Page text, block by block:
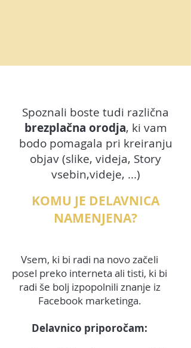
Spoznali boste tudi različna
brezplačna orodja, ki vam
bodo pomagala pri kreiranju
objav (slike, videja, Story
vsebin,videje, ...)
KOMU JE DELAVNICA
NAMENJENA?
Vsem, ki bi radi na novo začeli
posel preko interneta ali tisti, ki bi
radi še bolj izpopolnili znanje iz
Facebook marketinga.
Delavnico priporočam: